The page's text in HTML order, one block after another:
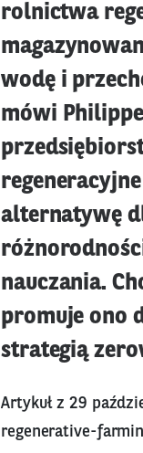
rolnictwa
wodę i
mówi
alternatywę
nauczania.
promuje ono
strategią
Artykuł z 29
regenerative-